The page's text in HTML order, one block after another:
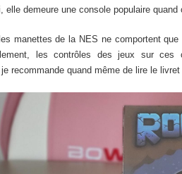
elle demeure une console populaire
manettes de la NES ne comportent
les contrôles des jeux sur
recommande quand même de lire le